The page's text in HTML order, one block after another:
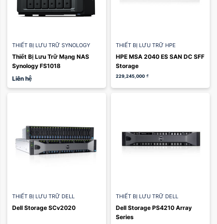
THIẾT BỊ LƯU TRỮ SYNOLOGY
Thiết Bị Lưu Trữ Mạng NAS
Synology FS1018
Liên hệ
THIẾT BỊ LƯU TRỮ HPE
HPE MSA 2040 ES SAN DC SFF
Storage
229,245,000 ₫
THIẾT BỊ LƯU TRỮ DELL
Dell Storage SCv2020
THIẾT BỊ LƯU TRỮ DELL
Dell Storage PS4210 Array
Series